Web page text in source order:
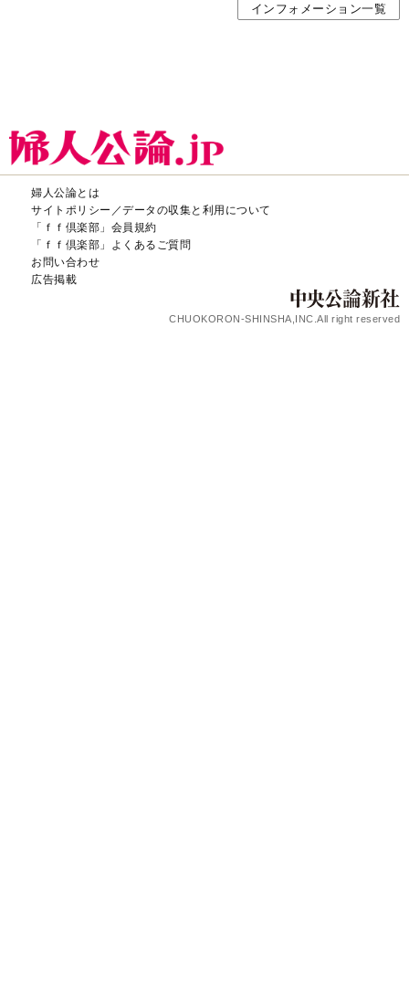
インフォメーション一覧
婦人公論とは
サイトポリシー／データの収集と利用について
「ｆｆ倶楽部」会員規約
「ｆｆ倶楽部」よくあるご質問
お問い合わせ
広告掲載
CHUOKORON-SHINSHA,INC.All right reserved